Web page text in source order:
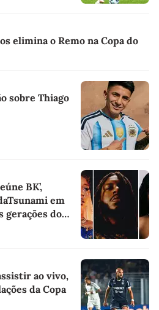
elimina o Remo na Copa do
sobre Thiago
BK’,
em
gerações do
ao vivo,
da Copa